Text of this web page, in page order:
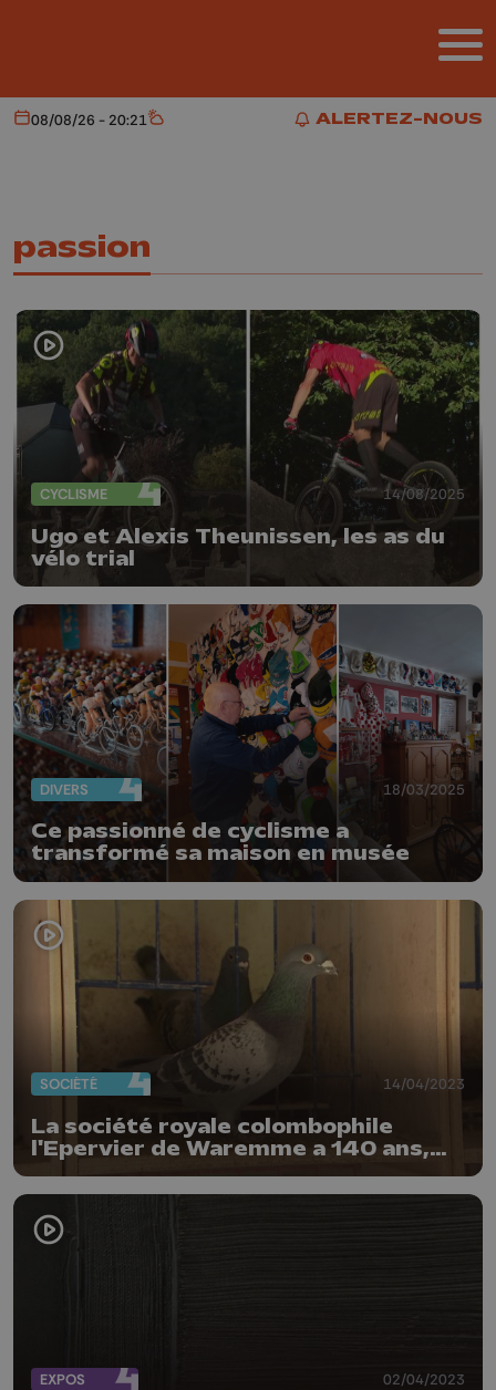
ALERTEZ-NOUS
ALERTEZ-NOUS
Aujourd'hui
08/08/26 - 20:21 Météo
passion
CYCLISME 14/08/2025
Ugo et Alexis Theunissen, les as du
vélo trial
DIVERS 18/03/2025
Ce passionné de cyclisme a
transformé sa maison en musée
SOCIÉTÉ 14/04/2023
La société royale colombophile
l'Epervier de Waremme a 140 ans,
mais la relève n'est pas assurée
EXPOS 02/04/2023